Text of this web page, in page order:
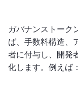
ガバナンストーク
ば、手数料構造、
者に付与し、開発
化します。例えば：